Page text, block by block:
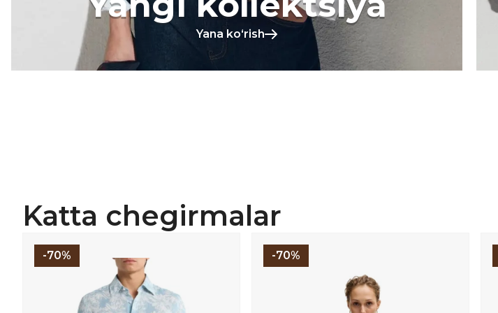
Yana koʻrish
Katta chegirmalar
-70% -70%